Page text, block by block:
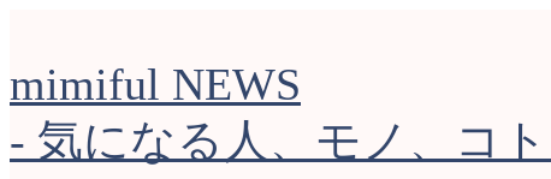
mimiful NEWS
- 気になる人、モノ、コ